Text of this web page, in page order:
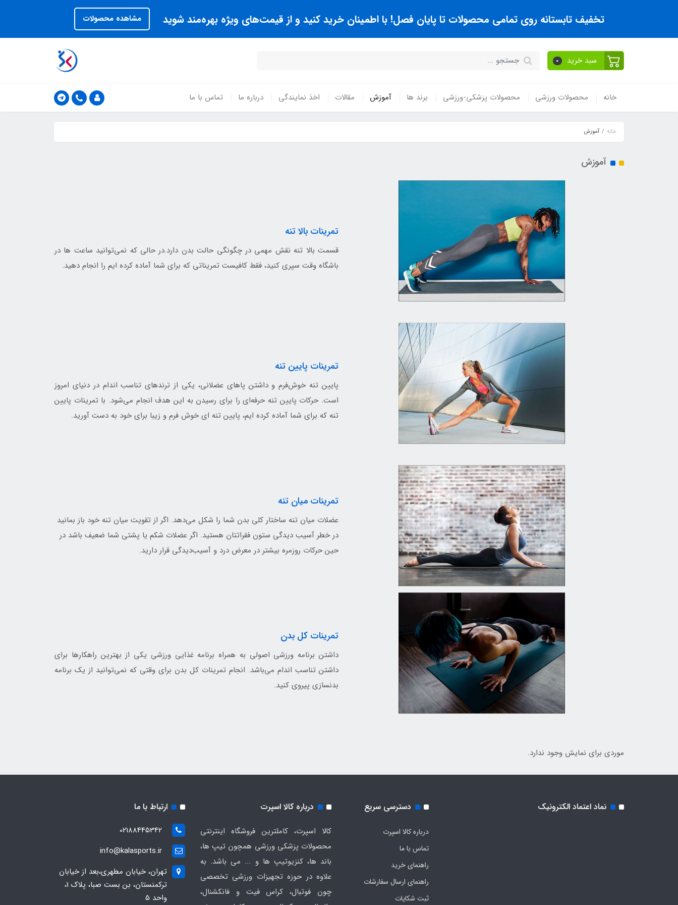
تخفیف تابستانه روی تمامی محصولات تا پایان فصل! با اطمینان خرید کنید و از قیمت‌های ویژه بهره‌مند شوید مشاهده محصولات
سبد خرید 0
خانه محصولات ورزشی محصولات پزشکی-ورزشی برند ها آموزش مقالات اخذ نمایندگی درباره ما تماس با ما
خانه آموزش
آموزش
تمرینات بالا تنه
قسمت بالا تنه نقش مهمی در چگونگی حالت بدن دارد.در حالی که نمی‌توانید ساعت ها در
باشگاه وقت سپری کنید، فقط کافیست تمریناتی که برای شما آماده کرده ایم را انجام دهید.
تمرینات پایین تنه
پایین تنه خوش‌فرم و داشتن پاهای عضلانی، یکی از ترندهای تناسب اندام در دنیای امروز
است. حرکات پایین تنه حرفه‌ای را برای رسیدن به این هدف انجام می‌شود. با تمرینات پایین
تنه که برای شما آماده کرده ایم، پایین تنه ای خوش فرم و زیبا برای خود به دست آورید.
تمرینات میان تنه
عضلات میان تنه ساختار کلی بدن شما را شکل می‌دهد. اگر از تقویت میان تنه خود باز بمانید
در خطر آسیب دیدگی ستون فقراتتان هستید. اگر عضلات شکم یا پشتی شما ضعیف باشد در
حین حرکات روزمره بیشتر در معرض درد و آسیب‌دیدگی قرار دارید.
تمرینات کل بدن
داشتن برنامه ورزشی اصولی به همراه برنامه غذایی ورزشی یکی از بهترین راهکارها برای
داشتن تناسب اندام می‌باشد. انجام تمرینات کل بدن برای وقتی که نمی‌توانید از یک برنامه
بدنسازی پیروی کنید.
موردی برای نمایش وجود ندارد.
نماد اعتماد الکترونیک دسترسی سریع
درباره کالا اسپرت
تماس با ما
راهنمای خرید
راهنمای ارسال سفارشات
ثبت شکایات
درباره کالا اسپرت
کالا اسپرت، کاملترین فروشگاه اینترنتی
محصولات پزشکی ورزشی همچون تیپ ها،
باند ها، کنزیوتیپ ها و ... می باشد. به
علاوه در حوزه تجهیزات ورزشی تخصصی
چون فوتبال، کراس فیت و فانکشنال،
ارتباط با ما
02188445342
info@kalasports.ir
تهران، خیابان مطهری،بعد از خیابان
ترکمنستان، بن بست صبا، پلاک 1،
واحد 5